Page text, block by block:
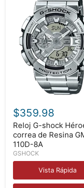
G-
shock
Héroes
correa
de
Resina
GM-
110D-
$359.98
Reloj G-shock
correa de Resina
110D-8A
GSHOCK
Vista Rápida